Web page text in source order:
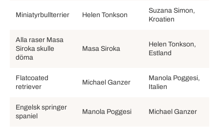
Miniatyrbullterrier Helen Tonkson
Suzana Simon,
Kroatien
Alla raser Masa
Siroka skulle
döma
Masa Siroka
Helen Tonkson,
Estland
Flatcoated
retriever
Michael Ganzer
Manola Poggesi,
Italien
Engelsk springer
spaniel
Manola Poggesi Michael Ganzer